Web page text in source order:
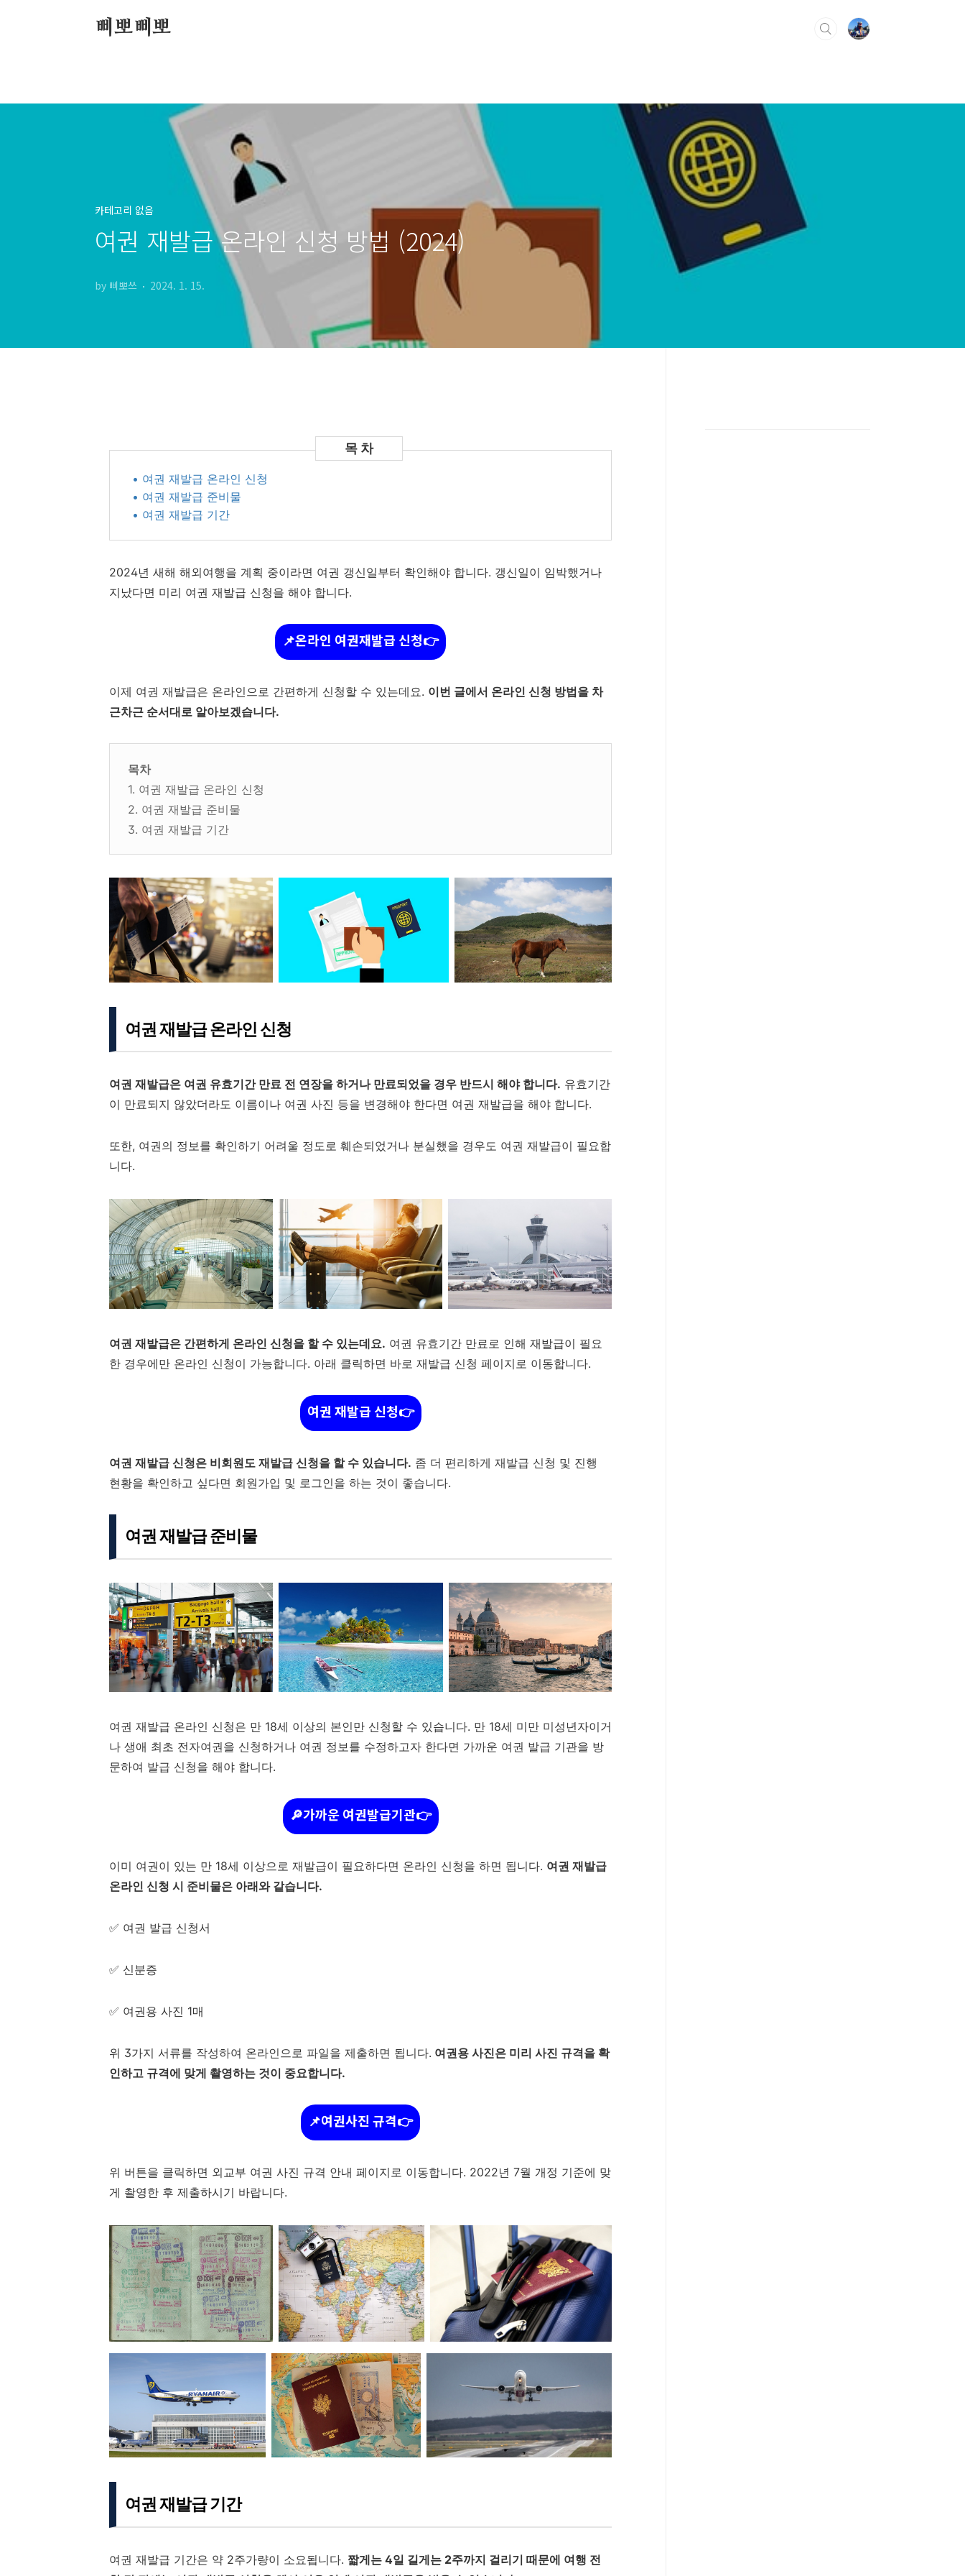
삐뽀삐뽀
카테고리 없음
여권 재발급 온라인 신청 방법 (2024)
by 삐뽀쓰 2024. 1. 15.
• 여권 재발급 온라인 신청
• 여권 재발급 준비물
• 여권 재발급 기간
2024년 새해 해외여행을 계획 중이라면 여권 갱신일부터 확인해야 합니다. 갱신일이 임박했거나
지났다면 미리 여권 재발급 신청을 해야 합니다.
📌온라인 여권재발급 신청👉
이제 여권 재발급은 온라인으로 간편하게 신청할 수 있는데요. 이번 글에서 온라인 신청 방법을 차
근차근 순서대로 알아보겠습니다.
목차
1. 여권 재발급 온라인 신청
2. 여권 재발급 준비물
3. 여권 재발급 기간
여권 재발급 온라인 신청
여권 재발급은 여권 유효기간 만료 전 연장을 하거나 만료되었을 경우 반드시 해야 합니다. 유효기간
이 만료되지 않았더라도 이름이나 여권 사진 등을 변경해야 한다면 여권 재발급을 해야 합니다.
또한, 여권의 정보를 확인하기 어려울 정도로 훼손되었거나 분실했을 경우도 여권 재발급이 필요합
니다.
여권 재발급은 간편하게 온라인 신청을 할 수 있는데요. 여권 유효기간 만료로 인해 재발급이 필요
한 경우에만 온라인 신청이 가능합니다. 아래 클릭하면 바로 재발급 신청 페이지로 이동합니다.
여권 재발급 신청👉
여권 재발급 신청은 비회원도 재발급 신청을 할 수 있습니다. 좀 더 편리하게 재발급 신청 및 진행
현황을 확인하고 싶다면 회원가입 및 로그인을 하는 것이 좋습니다.
여권 재발급 준비물
여권 재발급 온라인 신청은 만 18세 이상의 본인만 신청할 수 있습니다. 만 18세 미만 미성년자이거
나 생애 최초 전자여권을 신청하거나 여권 정보를 수정하고자 한다면 가까운 여권 발급 기관을 방
문하여 발급 신청을 해야 합니다.
🔎가까운 여권발급기관👉
이미 여권이 있는 만 18세 이상으로 재발급이 필요하다면 온라인 신청을 하면 됩니다. 여권 재발급
온라인 신청 시 준비물은 아래와 같습니다.
✅ 여권 발급 신청서
✅ 신분증
✅ 여권용 사진 1매
위 3가지 서류를 작성하여 온라인으로 파일을 제출하면 됩니다. 여권용 사진은 미리 사진 규격을 확
인하고 규격에 맞게 촬영하는 것이 중요합니다.
📌여권사진 규격👉
위 버튼을 클릭하면 외교부 여권 사진 규격 안내 페이지로 이동합니다. 2022년 7월 개정 기준에 맞
게 촬영한 후 제출하시기 바랍니다.
여권 재발급 기간
여권 재발급 기간은 약 2주가량이 소요됩니다. 짧게는 4일 길게는 2주까지 걸리기 때문에 여행 전